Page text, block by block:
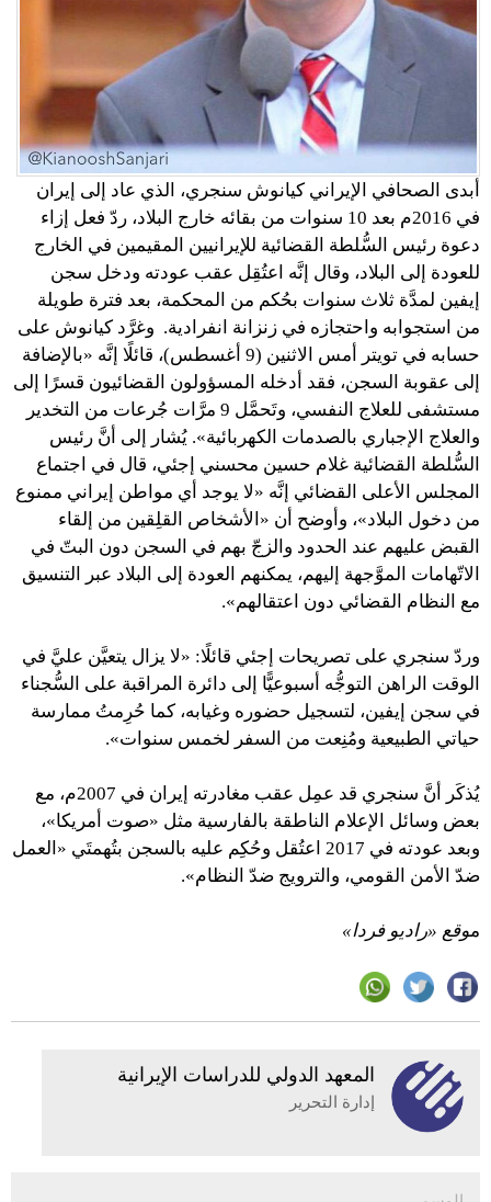
أبدى الصحافي الإيراني كيانوش سنجري، الذي عاد إلى إيران
في 2016م بعد 10 سنوات من بقائه خارج البلاد، ردّ فعل إزاء
دعوة رئيس السُّلطة القضائية للإيرانيين المقيمين في الخارج
للعودة إلى البلاد، وقال إنَّه اعتُقِل عقب عودته ودخل سجن
إيفين لمدَّة ثلاث سنوات بحُكم من المحكمة، بعد فترة طويلة
من استجوابه واحتجازه في زنزانة انفرادية. وغرَّد كيانوش على
حسابه في تويتر أمس الاثنين (9 أغسطس)، قائلًا إنَّه «بالإضافة
إلى عقوبة السجن، فقد أدخله المسؤولون القضائيون قسرًا إلى
مستشفى للعلاج النفسي، وتَحمَّل 9 مرَّات جُرعات من التخدير
والعلاج الإجباري بالصدمات الكهربائية». يُشار إلى أنَّ رئيس
السُّلطة القضائية غلام حسين محسني إجئي، قال في اجتماع
المجلس الأعلى القضائي إنَّه «لا يوجد أي مواطن إيراني ممنوع
من دخول البلاد»، وأوضح أن «الأشخاص القلِقين من إلقاء
القبض عليهم عند الحدود والزجّ بهم في السجن دون البتّ في
الاتّهامات الموَّجهة إليهم، يمكنهم العودة إلى البلاد عبر التنسيق
مع النظام القضائي دون اعتقالهم».
وردّ سنجري على تصريحات إجئي قائلًا: «لا يزال يتعيَّن عليَّ في
الوقت الراهن التوجُّه أسبوعيًّا إلى دائرة المراقبة على السُّجناء
في سجن إيفين، لتسجيل حضوره وغيابه، كما حُرِمتُ ممارسة
حياتي الطبيعية ومُنِعت من السفر لخمس سنوات».
يُذكَر أنَّ سنجري قد عمِل عقب مغادرته إيران في 2007م، مع
بعض وسائل الإعلام الناطقة بالفارسية مثل «صوت أمريكا»،
وبعد عودته في 2017 اعتُقل وحُكِم عليه بالسجن بتُهمتَي «العمل
ضدّ الأمن القومي، والترويج ضدّ النظام».
موقع «راديو فردا»
المعهد الدولي للدراسات الإيرانية
إدارة التحرير